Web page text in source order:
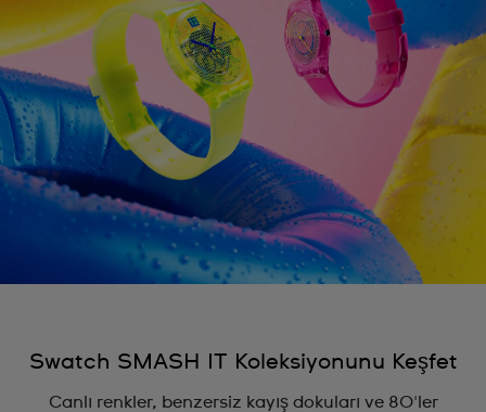
Swatch SMASH IT Koleksiyonunu Keşfet
Canlı renkler, benzersiz kayış dokuları ve 80'ler